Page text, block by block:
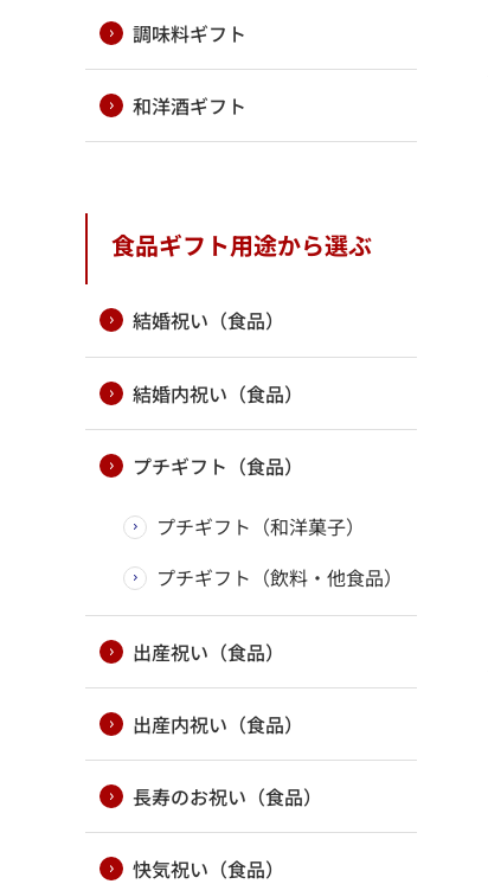
調味料ギフト
和洋酒ギフト
食品ギフト用途から選ぶ
結婚祝い（食品）
結婚内祝い（食品）
プチギフト（食品）
プチギフト（和洋菓子）
プチギフト（飲料・他食品）
出産祝い（食品）
出産内祝い（食品）
長寿のお祝い（食品）
快気祝い（食品）